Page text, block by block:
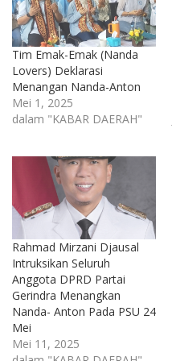
Tim Emak-Emak (Nanda
Lovers) Deklarasi
Menangan Nanda-Anton
Mei 1, 2025
dalam "KABAR DAERAH"
Rahmad Mirzani Djausal
Intruksikan Seluruh
Anggota DPRD Partai
Gerindra Menangkan
Nanda- Anton Pada PSU 24
Mei
Mei 11, 2025